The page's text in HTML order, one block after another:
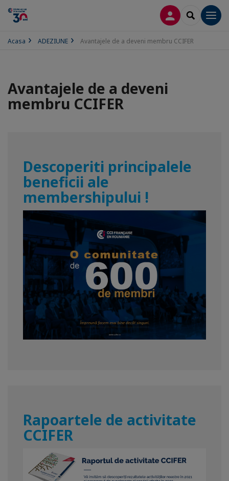
CONECTARE
SEARCH
Acasa ADEZIUNE Avantajele de a deveni membru CCIFER
Avantajele de a deveni
membru CCIFER
Descoperiti principalele
beneficii ale
membershipului !
Rapoartele de activitate
CCIFER